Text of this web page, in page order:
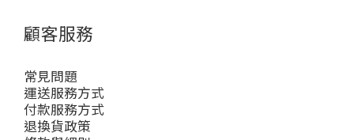
顧客服務
常見問題
運送服務方式
付款服務方式
退換貨政策